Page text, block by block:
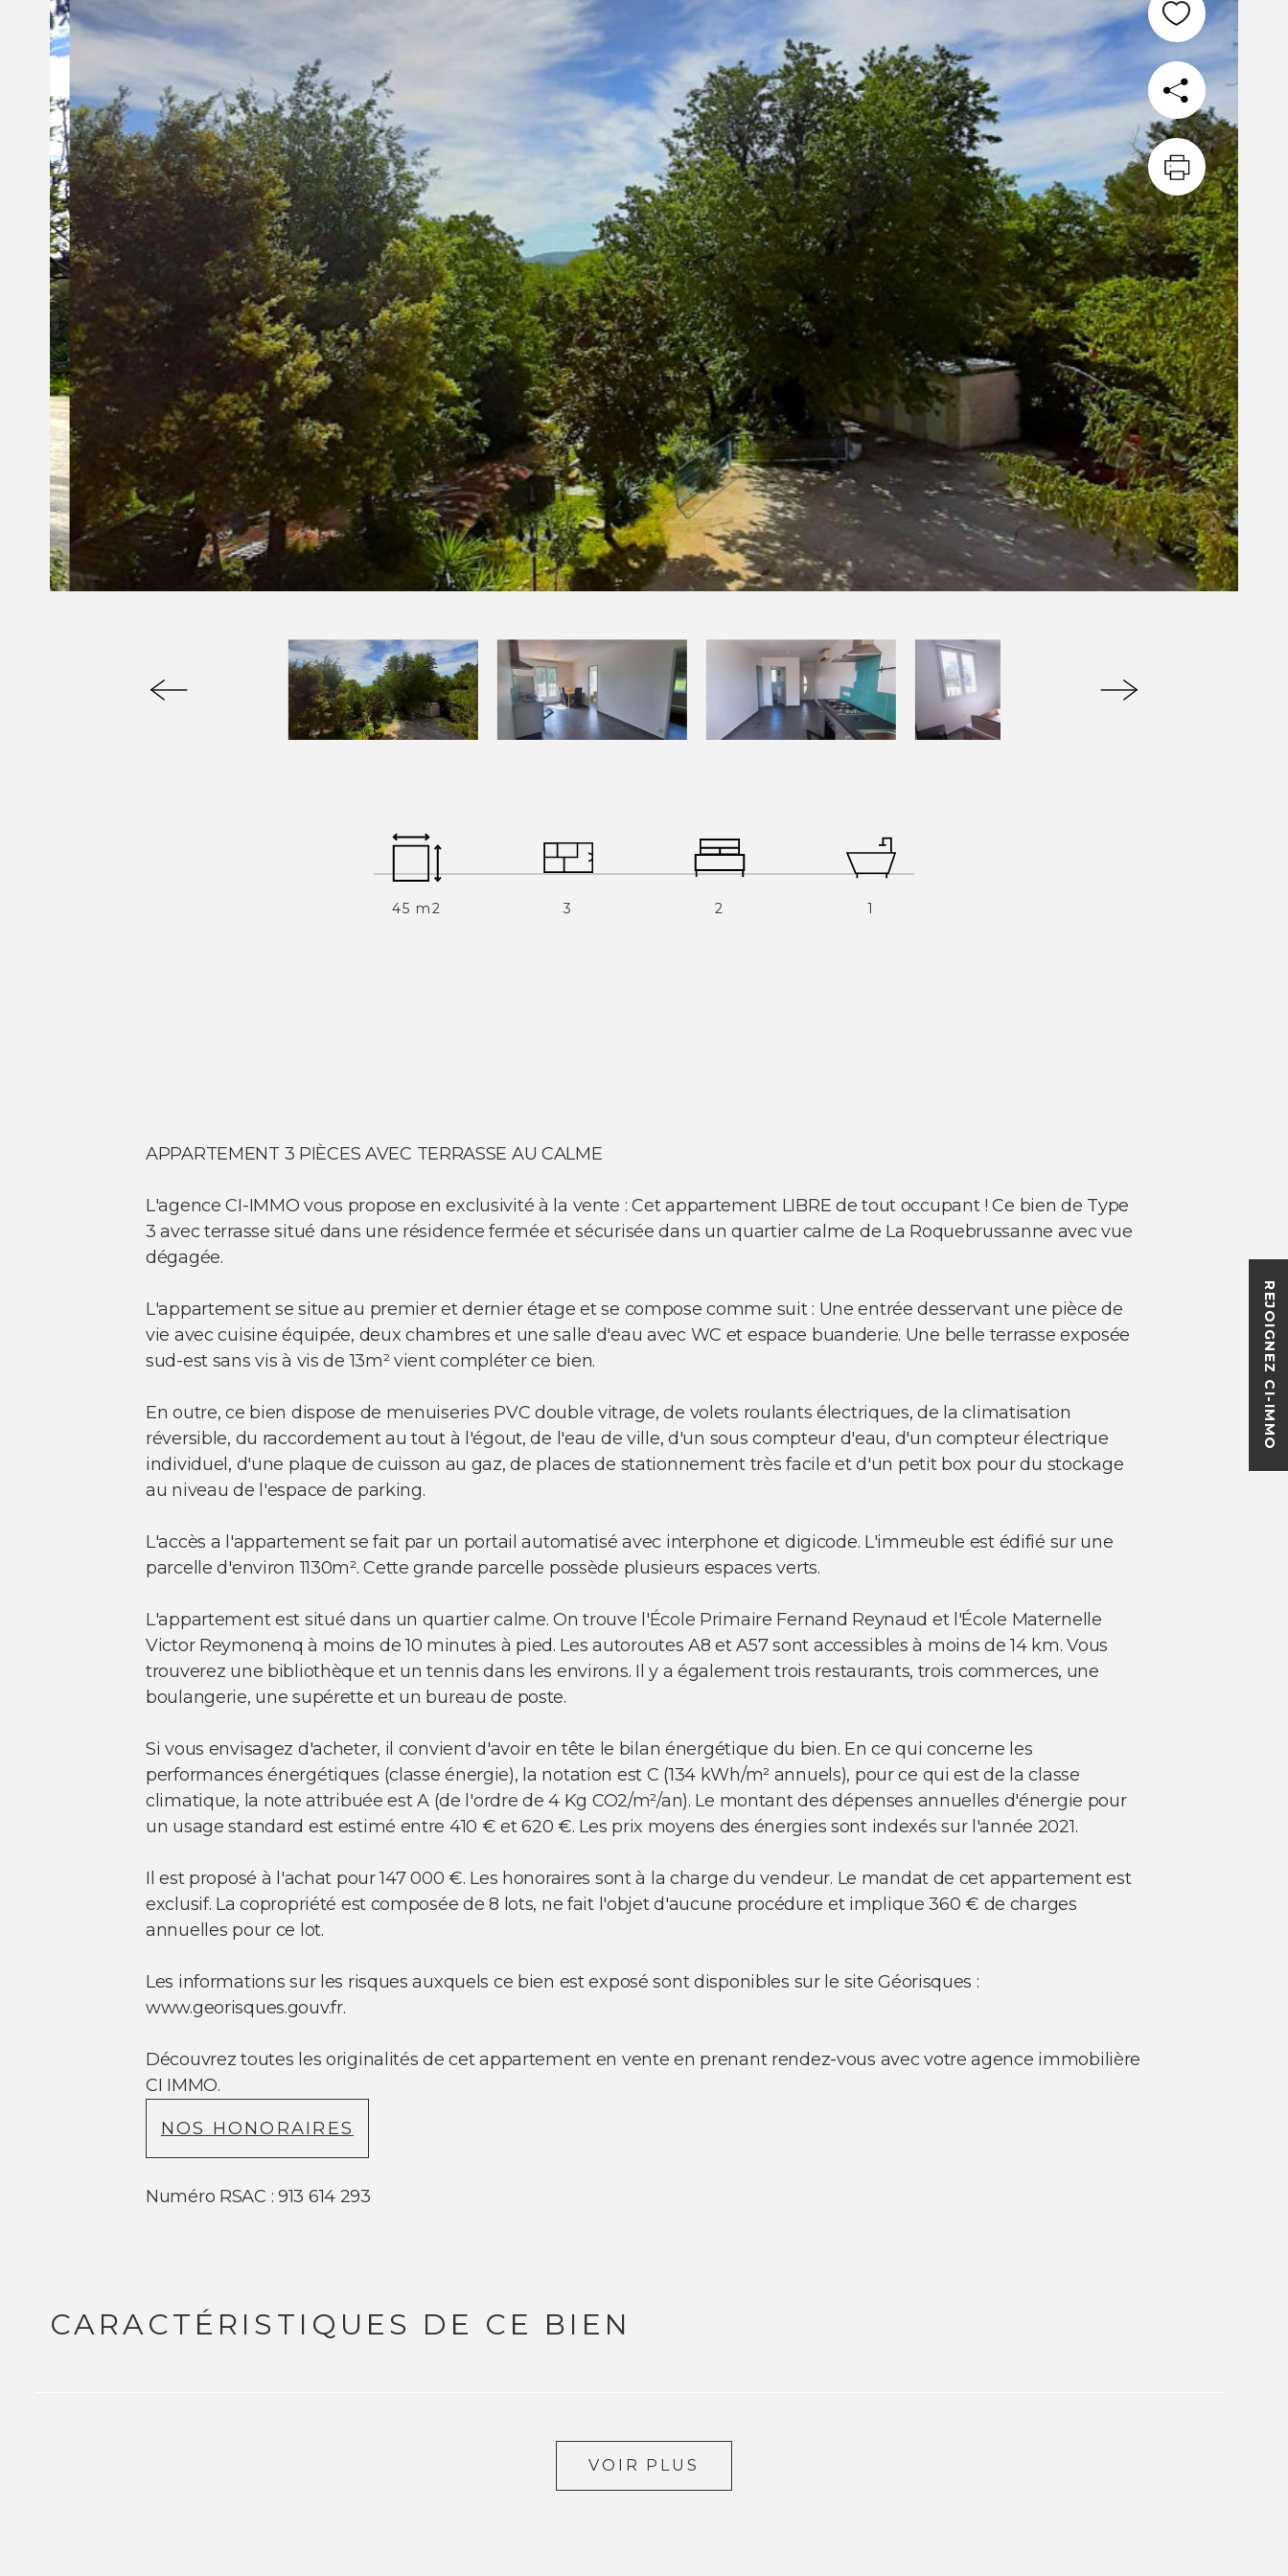
REJOIGNEZ CI-IMMO
45 m2 3 2 1
APPARTEMENT 3 PIÈCES AVEC TERRASSE AU CALME
L'agence CI-IMMO vous propose en exclusivité à la vente : Cet appartement LIBRE de tout occupant ! Ce bien de Type
3 avec terrasse situé dans une résidence fermée et sécurisée dans un quartier calme de La Roquebrussanne avec vue
dégagée.
L'appartement se situe au premier et dernier étage et se compose comme suit : Une entrée desservant une pièce de
vie avec cuisine équipée, deux chambres et une salle d'eau avec WC et espace buanderie. Une belle terrasse exposée
sud-est sans vis à vis de 13m² vient compléter ce bien.
En outre, ce bien dispose de menuiseries PVC double vitrage, de volets roulants électriques, de la climatisation
réversible, du raccordement au tout à l'égout, de l'eau de ville, d'un sous compteur d'eau, d'un compteur électrique
individuel, d'une plaque de cuisson au gaz, de places de stationnement très facile et d'un petit box pour du stockage
au niveau de l'espace de parking.
L'accès a l'appartement se fait par un portail automatisé avec interphone et digicode. L'immeuble est édifié sur une
parcelle d'environ 1130m². Cette grande parcelle possède plusieurs espaces verts.
L'appartement est situé dans un quartier calme. On trouve l'École Primaire Fernand Reynaud et l'École Maternelle
Victor Reymonenq à moins de 10 minutes à pied. Les autoroutes A8 et A57 sont accessibles à moins de 14 km. Vous
trouverez une bibliothèque et un tennis dans les environs. Il y a également trois restaurants, trois commerces, une
boulangerie, une supérette et un bureau de poste.
Si vous envisagez d'acheter, il convient d'avoir en tête le bilan énergétique du bien. En ce qui concerne les
performances énergétiques (classe énergie), la notation est C (134 kWh/m² annuels), pour ce qui est de la classe
climatique, la note attribuée est A (de l'ordre de 4 Kg CO2/m²/an). Le montant des dépenses annuelles d'énergie pour
un usage standard est estimé entre 410 € et 620 €. Les prix moyens des énergies sont indexés sur l'année 2021.
Il est proposé à l'achat pour 147 000 €. Les honoraires sont à la charge du vendeur. Le mandat de cet appartement est
exclusif. La copropriété est composée de 8 lots, ne fait l'objet d'aucune procédure et implique 360 € de charges
annuelles pour ce lot.
Les informations sur les risques auxquels ce bien est exposé sont disponibles sur le site Géorisques :
www.georisques.gouv.fr.
Découvrez toutes les originalités de cet appartement en vente en prenant rendez-vous avec votre agence immobilière
CI IMMO.
NOS HONORAIRES
Numéro RSAC : 913 614 293
CARACTÉRISTIQUES DE CE BIEN
VOIR PLUS
Vendre votre bien
Louer un appartement
Louer une maison
Louer un parking
Louer un commerce
Louer des bureaux
© Copyright 2021 Ci-immo - Tous droits réservés